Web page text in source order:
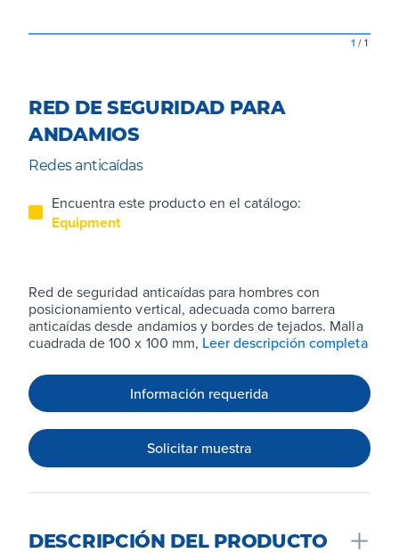
1 /1
RED DE SEGURIDAD PARA
ANDAMIOS
Redes anticaídas
Encuentra este producto en el catálogo:
Equipment
Red de seguridad anticaídas para hombres con
posicionamiento vertical, adecuada como barrera
anticaídas desde andamios y bordes de tejados. Malla
cuadrada de 100 x 100 mm, Leer descripción completa
Información requerida
Solicitar muestra
DESCRIPCIÓN DEL PRODUCTO